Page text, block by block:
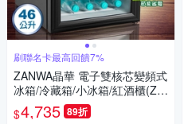
刷聯名卡最高回饋7%
ZANWA晶華 電子雙核芯變頻式
冰箱/冷藏箱/小冰箱/紅酒櫃(ZW
-46STF)
$4,735 89折